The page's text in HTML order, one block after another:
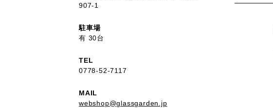
907-1
駐車場
有 30台
TEL
0778-52-7117
MAIL
webshop@glassgarden.jp